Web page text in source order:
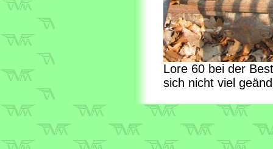
Lore 60 bei der
sich nicht viel